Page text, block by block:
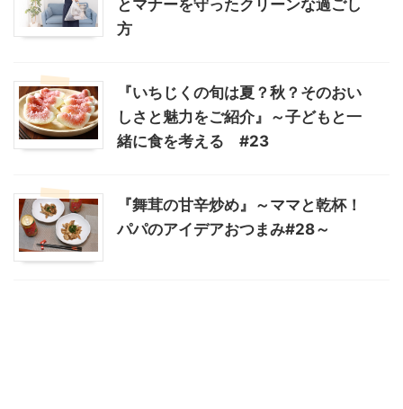
とマナーを守ったクリーンな過ごし
方
『いちじくの旬は夏？秋？そのおい
しさと魅力をご紹介』～子どもと一
緒に食を考える #23
『舞茸の甘辛炒め』～ママと乾杯！
パパのアイデアおつまみ#28～